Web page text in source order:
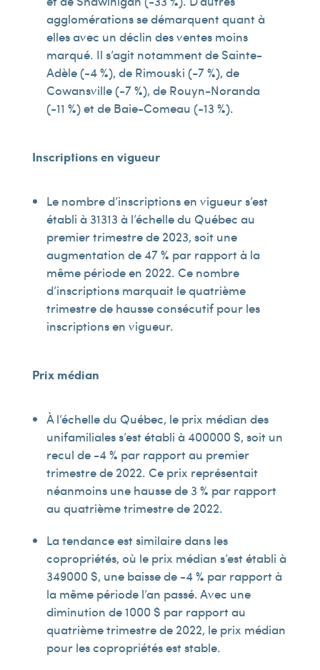
agglomérations se démarquent quant à
elles avec un déclin des ventes moins
marqué. Il s’agit notamment de Sainte-
Adèle (-4 %), de Rimouski (-7 %), de
Cowansville (-7 %), de Rouyn-Noranda
(-11 %) et de Baie-Comeau (-13 %).
Inscriptions en vigueur
Le nombre d’inscriptions en vigueur s’est
établi à 31 313 à l’échelle du Québec au
premier trimestre de 2023, soit une
augmentation de 47 % par rapport à la
même période en 2022. Ce nombre
d’inscriptions marquait le quatrième
trimestre de hausse consécutif pour les
inscriptions en vigueur.
Prix médian
À l’échelle du Québec, le prix médian des
unifamiliales s’est établi à 400 000 $, soit un
recul de -4 % par rapport au premier
trimestre de 2022. Ce prix représentait
néanmoins une hausse de 3 % par rapport
au quatrième trimestre de 2022.
La tendance est similaire dans les
copropriétés, où le prix médian s’est établi à
349 000 $, une baisse de -4 % par rapport à
la même période l’an passé. Avec une
diminution de 1 000 $ par rapport au
quatrième trimestre de 2022, le prix médian
pour les copropriétés est stable.